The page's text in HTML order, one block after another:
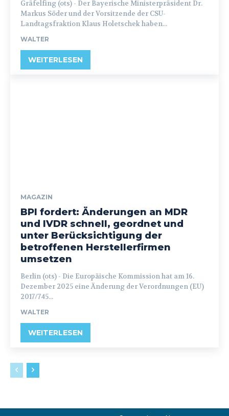
Gräfelfing (ots) - Der Bayerische Ministerpräsident Dr.
Markus Söder und der Vorsitzende der CSU-
Landtagsfraktion Klaus Holetschek haben...
WALTER
WEITERLESEN
MAGAZIN
BPI fordert: Änderungen an MDR
und IVDR schnell, geordnet und
unter Berücksichtigung der
betroffenen Herstellerfirmen
umsetzen
Berlin (ots) - Die Europäische Kommission hat am 16.
Dezember 2025 eine Änderung der Verordnungen (EU)
2017/745...
WALTER
WEITERLESEN